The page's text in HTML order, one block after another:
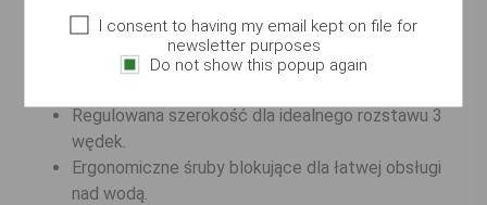
Wykonana z utwardzanej stali nierdzewnej klasy
wojskowej.
Konstrukcja Colosseum eliminująca luzy i
Regulowana szerokość dla idealnego rozstawu 3
wędek.
Ergonomiczne śruby blokujące dla łatwej obsługi
nad wodą.
I consent to having my email kept on file for
newsletter purposes
Do not show this popup again